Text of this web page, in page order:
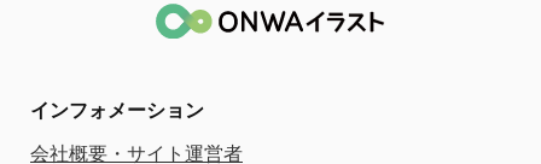
インフォメーション
会社概要・サイト運営者